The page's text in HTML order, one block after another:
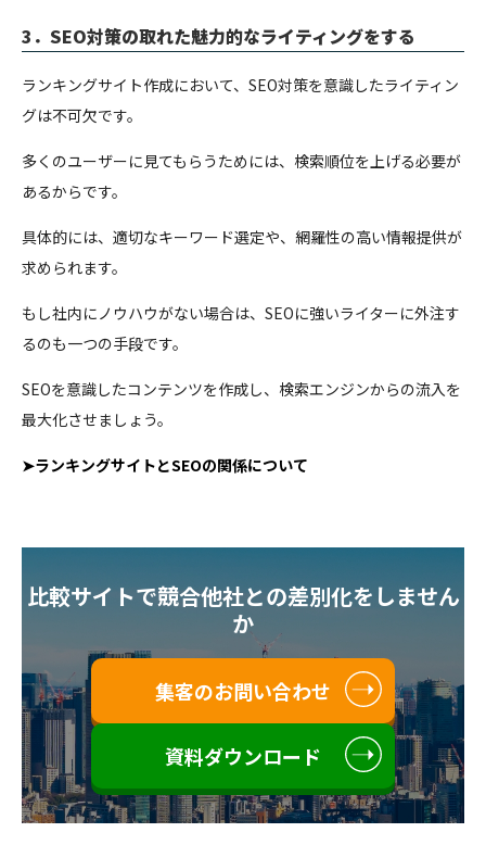
3．SEO対策の取れた魅力的なライティングをする
ランキングサイト作成において、SEO対策を意識したライティン
グは不可欠です。
多くのユーザーに見てもらうためには、検索順位を上げる必要が
あるからです。
具体的には、適切なキーワード選定や、網羅性の高い情報提供が
求められます。
もし社内にノウハウがない場合は、SEOに強いライターに外注す
るのも一つの手段です。
SEOを意識したコンテンツを作成し、検索エンジンからの流入を
最大化させましょう。
➤ランキングサイトとSEOの関係について
比較サイトで競合他社との差別化をしません
か
集客のお問い合わせ
資料ダウンロード